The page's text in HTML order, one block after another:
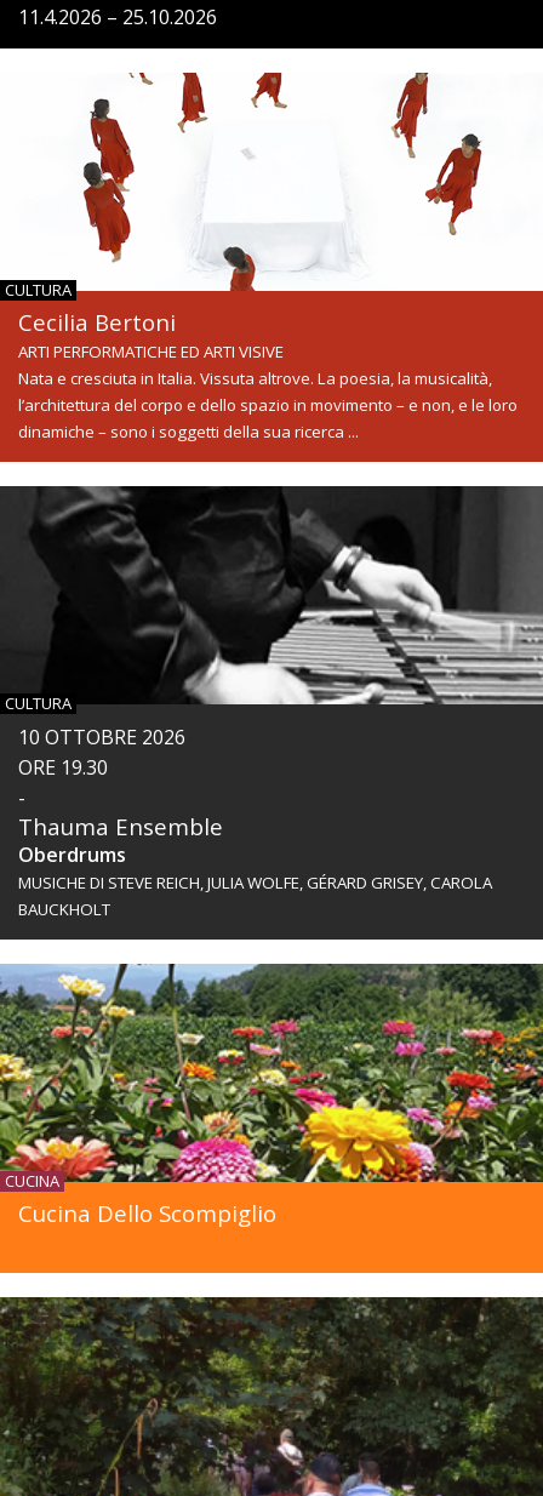
11.4.2026 – 25.10.2026
CULTURA
Cecilia Bertoni
ARTI PERFORMATICHE ED ARTI VISIVE
Nata e cresciuta in Italia. Vissuta altrove. La poesia, la musicalità,
l’architettura del corpo e dello spazio in movimento – e non, e le loro
dinamiche – sono i soggetti della sua ricerca ...
CULTURA
10 OTTOBRE 2026
ORE 19.30
-
Thauma Ensemble
Oberdrums
MUSICHE DI STEVE REICH, JULIA WOLFE, GÉRARD GRISEY, CAROLA
BAUCKHOLT
CUCINA
Cucina Dello Scompiglio